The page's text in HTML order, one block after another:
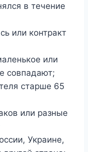
в течение
или контракт
или
совпадают;
старше 65
или разные
Украине,